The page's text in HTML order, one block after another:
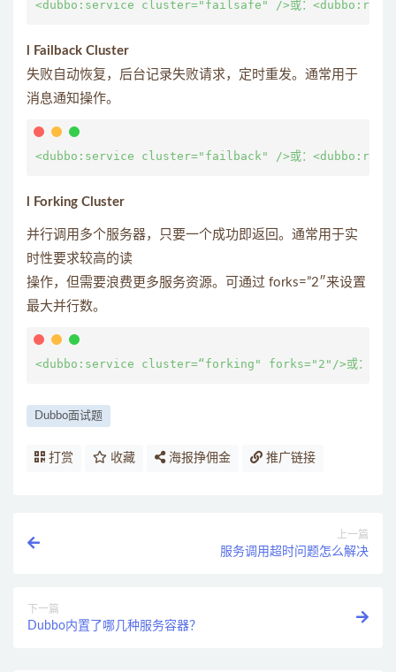
l Failback Cluster
失败自动恢复，后台记录失败请求，定时重发。通常用于
消息通知操作。
l Forking Cluster
并行调用多个服务器，只要一个成功即返回。通常用于实
时性要求较高的读
操作，但需要浪费更多服务资源。可通过 forks=”2″来设置
最大并行数。
Dubbo面试题
打赏 收藏 海报挣佣金 推广链接
上一篇
服务调用超时问题怎么解决
下一篇
Dubbo内置了哪几种服务容器？